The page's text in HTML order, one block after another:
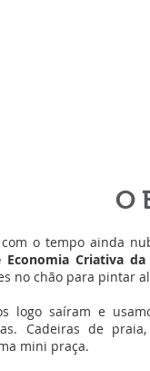
O
o tempo ainda
Criativa da
no chão para pintar
logo saíram e
Cadeiras de
mini praça.